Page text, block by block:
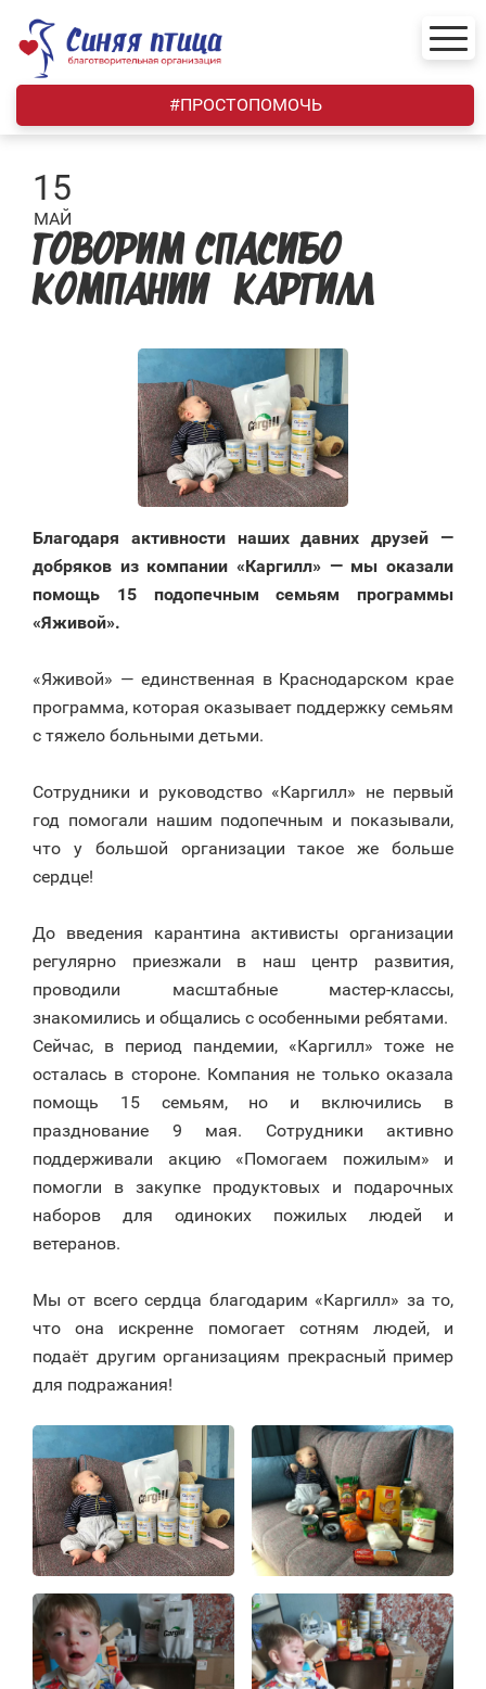
content
#ПРОСТОПОМОЧЬ
15
МАЙ
ГОВОРИМ СПАСИБО
КОМПАНИИ «КАРГИЛЛ»
Благодаря активности наших давних друзей —
добряков из компании «Каргилл» — мы оказали
помощь 15 подопечным семьям программы
«Яживой».
«Яживой» — единственная в Краснодарском крае
программа, которая оказывает поддержку семьям
с тяжело больными детьми.
Сотрудники и руководство «Каргилл» не первый
год помогали нашим подопечным и показывали,
что у большой организации такое же больше
сердце!
До введения карантина активисты организации
регулярно приезжали в наш центр развития,
проводили масштабные мастер-классы,
знакомились и общались с особенными ребятами.
Сейчас, в период пандемии, «Каргилл» тоже не
осталась в стороне. Компания не только оказала
помощь 15 семьям, но и включились в
празднование 9 мая. Сотрудники активно
поддерживали акцию «Помогаем пожилым» и
помогли в закупке продуктовых и подарочных
наборов для одиноких пожилых людей и
ветеранов.
Мы от всего сердца благодарим «Каргилл» за то,
что она искренне помогает сотням людей, и
подаёт другим организациям прекрасный пример
для подражания!